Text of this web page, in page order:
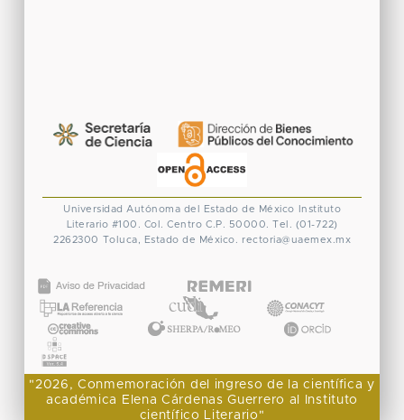
Universidad Autónoma del Estado de México
Instituto
Literario #100. Col. Centro C.P. 50000. Tel. (01-722)
2262300 Toluca, Estado de México. rectoria@uaemex.mx
"2026, Conmemoración del ingreso de la científica y
académica Elena Cárdenas Guerrero al Instituto
científico Literario"